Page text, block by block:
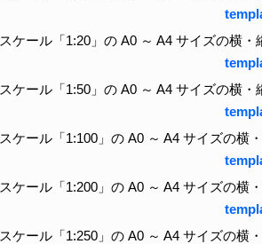
スケール「1:20」の A0 ～ A4 サイズの横
スケール「1:50」の A0 ～ A4 サイズの横
スケール「1:100」の A0 ～ A4 サイズの横
スケール「1:200」の A0 ～ A4 サイズの横
スケール「1:250」の A0 ～ A4 サイズの横